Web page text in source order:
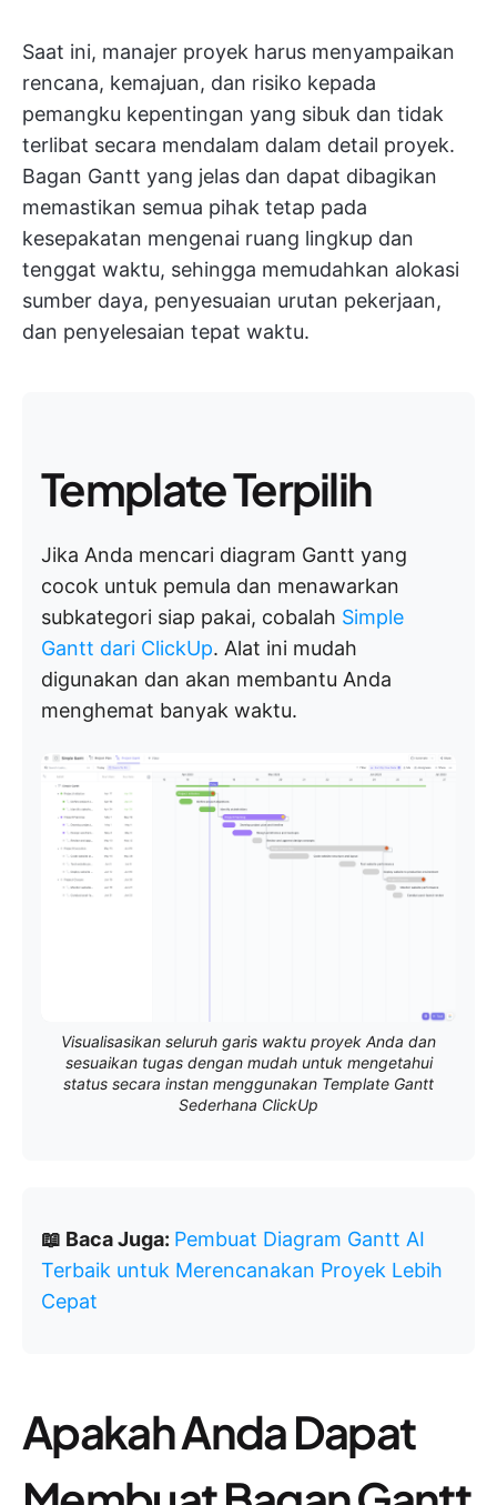
Saat ini, manajer proyek harus menyampaikan
rencana, kemajuan, dan risiko kepada
pemangku kepentingan yang sibuk dan tidak
terlibat secara mendalam dalam detail proyek.
Bagan Gantt yang jelas dan dapat dibagikan
memastikan semua pihak tetap pada
kesepakatan mengenai ruang lingkup dan
tenggat waktu, sehingga memudahkan alokasi
sumber daya, penyesuaian urutan pekerjaan,
dan penyelesaian tepat waktu.
Template Terpilih
Jika Anda mencari diagram Gantt yang
cocok untuk pemula dan menawarkan
subkategori siap pakai, cobalah Simple
Gantt dari ClickUp. Alat ini mudah
digunakan dan akan membantu Anda
menghemat banyak waktu.
Visualisasikan seluruh garis waktu proyek Anda dan
sesuaikan tugas dengan mudah untuk mengetahui
status secara instan menggunakan Template Gantt
Sederhana ClickUp
📖 Baca Juga: Pembuat Diagram Gantt AI
Terbaik untuk Merencanakan Proyek Lebih
Cepat
Apakah Anda Dapat